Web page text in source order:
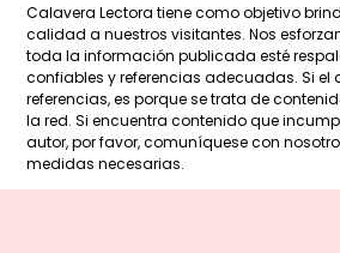
Calavera Lectora tiene como objetivo
calidad a nuestros visitantes. Nos
toda la información publicada esté
confiables y referencias adecuadas. Si el
referencias, es porque se trata de
la red. Si encuentra contenido que
autor, por favor, comuníquese con
medidas necesarias.